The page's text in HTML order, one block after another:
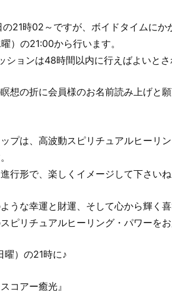
21時02～ですが、ボイドタイムにか
）の21:00から行います。
ションは48時間以内に行えばよいとさ
想の折に会員様のお名前読み上げと
プは、高波動スピリチュアルヒーリ
行形で、楽しくイメージして下さい
うな幸運と財運、そして心から輝く
ピリチュアルヒーリング・パワーをお
曜）の21時に♪
コアー癒光』